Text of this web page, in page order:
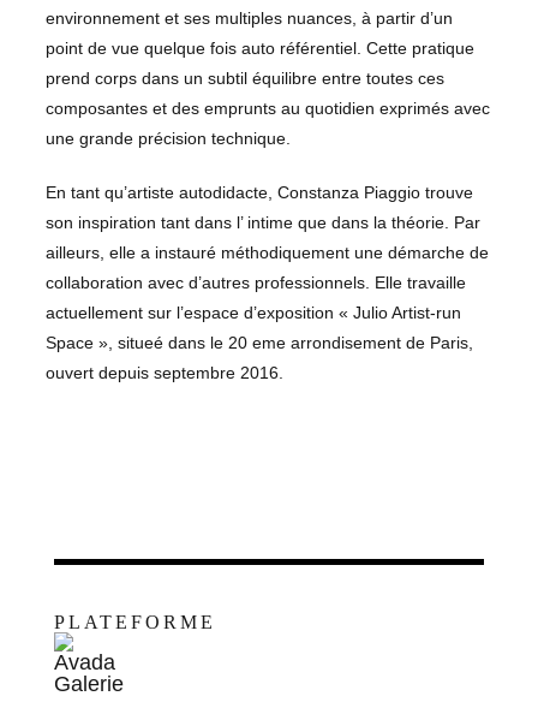
environnement et ses multiples nuances, à partir d’un
point de vue quelque fois auto référentiel. Cette pratique
prend corps dans un subtil équilibre entre toutes ces
composantes et des emprunts au quotidien exprimés avec
une grande précision technique.
En tant qu’artiste autodidacte, Constanza Piaggio trouve
son inspiration tant dans l’ intime que dans la théorie. Par
ailleurs, elle a instauré méthodiquement une démarche de
collaboration avec d’autres professionnels. Elle travaille
actuellement sur l’espace d’exposition « Julio Artist-run
Space », situeé dans le 20 eme arrondisement de Paris,
ouvert depuis septembre 2016.
PLATEFORME